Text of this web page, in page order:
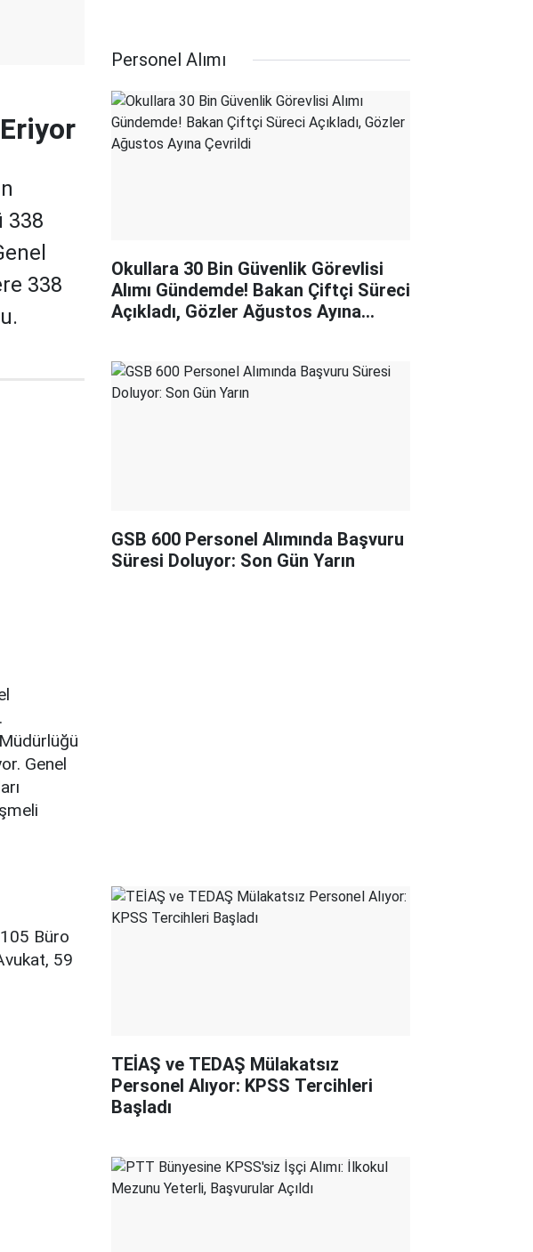
338
338
Genel
Büro
59
Personel Alımı
Okullara 30 Bin Güvenlik Görevlisi
Alımı Gündemde! Bakan Çiftçi Süreci
Açıkladı, Gözler Ağustos Ayına
GSB 600 Personel Alımında Başvuru
Süresi Doluyor: Son Gün Yarın
TEİAŞ ve TEDAŞ Mülakatsız
Personel Alıyor: KPSS Tercihleri
Başladı